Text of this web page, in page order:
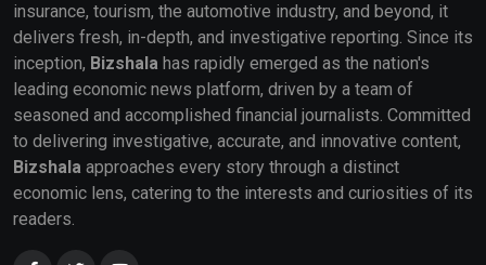
insurance, tourism, the automotive industry, and beyond, it
delivers fresh, in-depth, and investigative reporting. Since its
inception, Bizshala has rapidly emerged as the nation's
leading economic news platform, driven by a team of
seasoned and accomplished financial journalists. Committed
to delivering investigative, accurate, and innovative content,
Bizshala approaches every story through a distinct
economic lens, catering to the interests and curiosities of its
readers.